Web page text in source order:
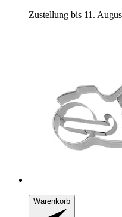
Zustellung bis 11.
Warenkorb